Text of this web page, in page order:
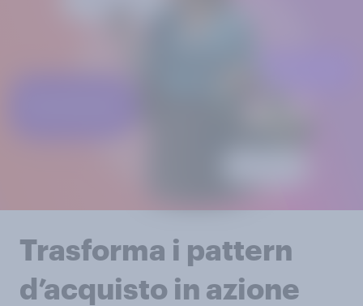
Trasforma i pattern
d’acquisto in azione